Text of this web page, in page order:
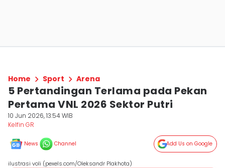
Home Sport Arena
5 Pertandingan Terlama pada Pekan
Pertama VNL 2026 Sektor Putri
10 Jun 2026, 13:54 WIB
Kelfin GR
News Channel Add Us on Google
ilustrasi voli (pexels.com/Oleksandr Plakhota)